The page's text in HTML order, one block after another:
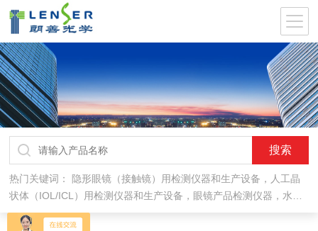
热门关键词： 隐形眼镜（接触镜）用检测仪器和生产设备，人工晶
状体（IOL/ICL）用检测仪器和生产设备，眼镜产品检测仪器，水气
处理环保设备